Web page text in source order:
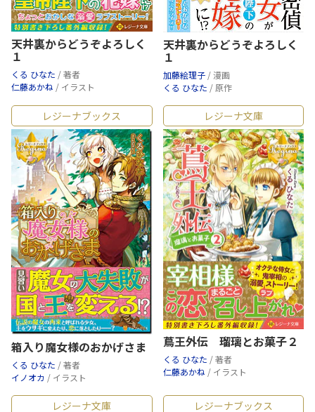
天井裏からどうぞよろしく
１
くる ひなた / 著者
仁藤あかね / イラスト
天井裏からどうぞよろしく
１
加藤絵理子 / 漫画
くる ひなた / 原作
レジーナブックス
箱入り魔女様のおかげさま
くる ひなた / 著者
イノオカ / イラスト
レジーナ文庫
蔦王外伝 瑠璃とお菓子２
くる ひなた / 著者
仁藤あかね / イラスト
レジーナ文庫 レジーナブックス